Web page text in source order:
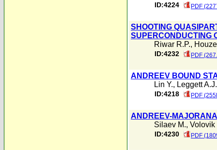
ID:4224 PDF
SHOOTING
SUPERCONDUCTING
Riwar R.P.,
ID:4232 PDF
ANDREEV BOUND
Lin Y., Leggett A.J.
ID:4218 PDF
ANDREEV-
Silaev M., Volovik
ID:4230 PDF